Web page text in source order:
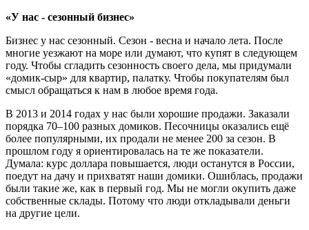
«У нас - сезонный бизнес»
Бизнес у нас сезонный. Сезон - весна и начало лета. После
многие уезжают на море или думают, что купят в следующем
году. Чтобы сгладить сезонность своего дела, мы придумали
«домик-сыр» для квартир, палатку. Чтобы покупателям был
смысл обращаться к нам в любое время года.
В 2013 и 2014 годах у нас были хорошие продажи. Заказали
порядка 70–100 разных домиков. Песочницы оказались ещё
более популярными, их продали не менее 200 за сезон. В
прошлом году я ориентировалась на те же показатели.
Думала: курс доллара повышается, люди останутся в России,
поедут на дачу и прихватят наши домики. Ошиблась, продажи
были такие же, как в первый год. Мы не могли окупить даже
собственные склады. Потому что люди откладывали деньги
на другие цели.